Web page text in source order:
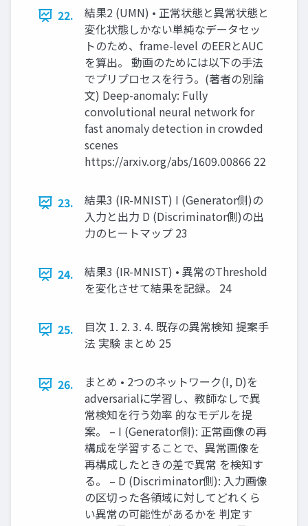
22.
結果2 (UMN) • 正常状態と異常状態と
変化状態しかない単純なデータセッ
トのため、frame-level のEERとAUC
を算出。 動画のためには以下の手法
でプリプロセスを行う。(著者の別論
文) Deep-anomaly: Fully
convolutional neural network for
fast anomaly detection in crowded
scenes
https://arxiv.org/abs/1609.00866 22
23.
結果3 (IR-MNIST) I (Generator側)の
入力と出力 D (Discriminator側)の出
力のヒートマップ 23
24.
結果3 (IR-MNIST) • 異常のThreshold
を変化させて結果を記録。 24
25.
目次 1. 2. 3. 4. 既存の異常検知 提案手
法 実験 まとめ 25
26.
まとめ • 2つのネットワーク(I, D)を
adversarialに学習し、教師なしで異
常検知を行う効率 的なモデルを提
案。 – I (Generator側): 正常画像の再
構成を学習することで、異常画像を
再構成したときの差で異常 を検知す
る。 – D (Discriminator側): 入力画像
の区切った各領域に対してどれくら
い異常の可能性があるかを 判定す